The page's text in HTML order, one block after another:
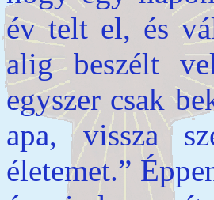
év telt el, és
alig beszélt
egyszer csak
apa, vissza
életemet.”